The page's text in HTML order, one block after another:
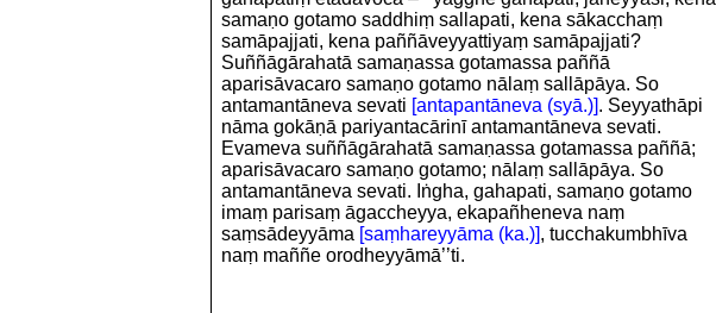
samaṇo gotamo saddhiṃ sallapati, kena sākacchaṃ
samāpajjati, kena paññāveyyattiyaṃ samāpajjati?
Suññāgārahatā samaṇassa gotamassa paññā
aparisāvacaro samaṇo gotamo nālaṃ sallāpāya. So
antamantāneva sevati [antapantāneva (syā.)]. Seyyathāpi
nāma gokāṇā pariyantacārinī antamantāneva sevati.
Evameva suññāgārahatā samaṇassa gotamassa paññā;
aparisāvacaro samaṇo gotamo; nālaṃ sallāpāya. So
antamantāneva sevati. Iṅgha, gahapati, samaṇo gotamo
imaṃ parisaṃ āgaccheyya, ekapañheneva naṃ
saṃsādeyyāma [saṃhareyyāma (ka.)], tucchakumbhīva
naṃ maññe orodheyyāmā’’ti.